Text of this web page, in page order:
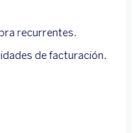
recurrentes.
de facturación.